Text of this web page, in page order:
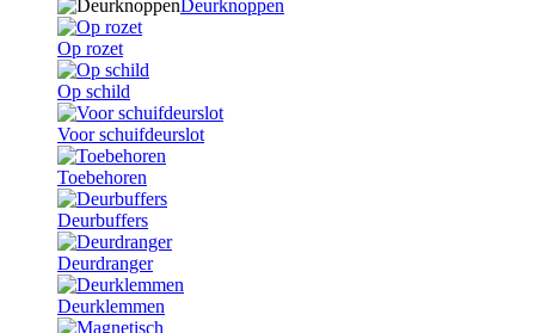
Deurknoppen
Op rozet
Op schild
Voor schuifdeurslot
Toebehoren
Deurbuffers
Deurdranger
Deurklemmen